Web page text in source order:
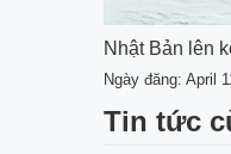
Nhật Bản lên
Ngày đăng: April
Tin tức